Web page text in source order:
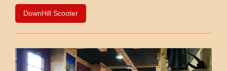
DownHill Scooter